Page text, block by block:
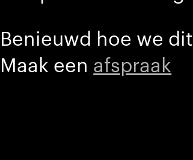
Benieuwd hoe we dit
Maak een afspraak